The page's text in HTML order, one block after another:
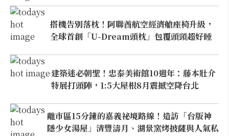
搭機告別落枕！阿聯酋航空經濟艙座椅升級，
全球首創「U-Dream頭枕」包覆頭頸超好睡
建築迷必朝聖！忠泰美術館10週年：藤本壯介
特展打頭陣，1:5大屋根8月震撼空降台北
離市區15分鐘的嘉義祕境路線！造訪「台版神
隱少女湯屋」清豐濤月、湖景窯烤披薩與人氣私